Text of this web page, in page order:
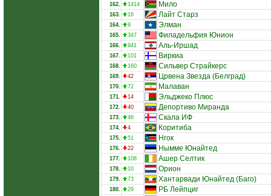
162. 1414 Мило
163. 16 Лайт Старз
164. 9 Элман
165. 347 Филадельфия Юнион
166. 941 Аль-Иршад
167. 101 Виркиа
168. 160 Сильвер Страйкерс
169. 42 Црвена Звезда (Белград)
170. 72 Малаван
171. 14 Эльджеко Плюс
172. 40 Депортиво Миранда
173. 46 Скала ИФ
174. 4 Коритиба
175. 51 Нгок
176. 22 Нымме Юнайтед
177. 108 Ашер Селтик
178. 10 Орион
179. 73 Хантарвади Юнайтед (Баго)
180. 29 РБ Лейпциг